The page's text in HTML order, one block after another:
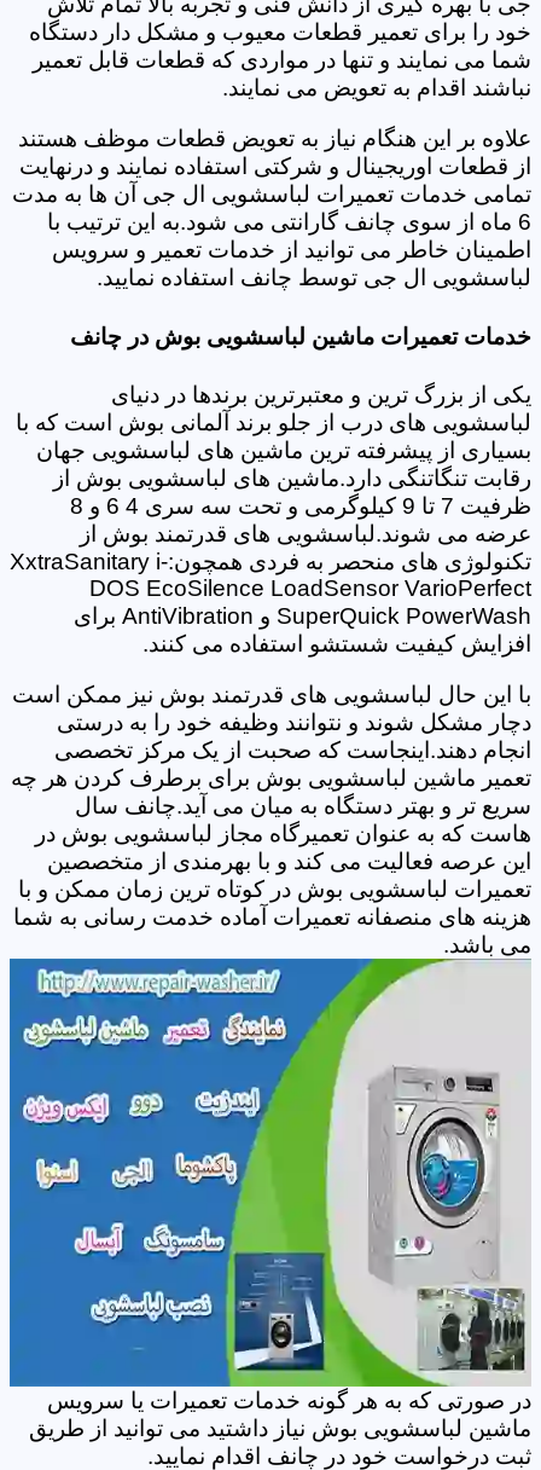
خود را برای تعمیر قطعات معیوب و مشکل دار دستگاه
شما می نمایند و تنها در مواردی که قطعات قابل تعمیر
نباشند اقدام به تعویض می نمایند.
علاوه بر این هنگام نیاز به تعویض قطعات موظف هستند
از قطعات اوریجینال و شرکتی استفاده نمایند و درنهایت
تمامی خدمات تعمیرات لباسشویی ال جی آن ها به مدت
6 ماه از سوی چانف گارانتی می شود.به این ترتیب با
اطمینان خاطر می توانید از خدمات تعمیر و سرویس
لباسشویی ال جی توسط چانف استفاده نمایید.
خدمات تعمیرات ماشین لباسشویی بوش در چانف
یکی از بزرگ ترین و معتبرترین برندها در دنیای
لباسشویی های درب از جلو برند آلمانی بوش است که با
بسیاری از پیشرفته ترین ماشین های لباسشویی جهان
رقابت تنگاتنگی دارد.ماشین های لباسشویی بوش از
ظرفیت 7 تا 9 کیلوگرمی و تحت سه سری 4 6 و 8
عرضه می شوند.لباسشویی های قدرتمند بوش از
تکنولوژی های منحصر به فردی همچون:XxtraSanitary i-
DOS EcoSilence LoadSensor VarioPerfect
SuperQuick PowerWash و AntiVibration برای
افزایش کیفیت شستشو استفاده می کنند.
با این حال لباسشویی های قدرتمند بوش نیز ممکن است
دچار مشکل شوند و نتوانند وظیفه خود را به درستی
انجام دهند.اینجاست که صحبت از یک مرکز تخصصی
تعمیر ماشین لباسشویی بوش برای برطرف کردن هر چه
سریع تر و بهتر دستگاه به میان می آید.چانف سال
هاست که به عنوان تعمیرگاه مجاز لباسشویی بوش در
این عرصه فعالیت می کند و با بهرمندی از متخصصین
تعمیرات لباسشویی بوش در کوتاه ترین زمان ممکن و با
هزینه های منصفانه تعمیرات آماده خدمت رسانی به شما
می باشد.
در صورتی که به هر گونه خدمات تعمیرات یا سرویس
ماشین لباسشویی بوش نیاز داشتید می توانید از طریق
ثبت درخواست خود در چانف اقدام نمایید.